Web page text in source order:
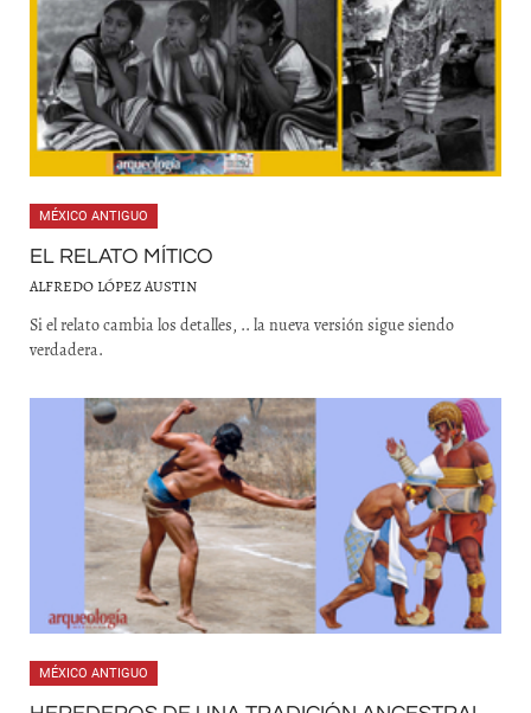
MÉXICO ANTIGUO
EL RELATO MÍTICO
ALFREDO LÓPEZ AUSTIN
Si el relato cambia los detalles, .. la nueva versión sigue siendo
verdadera.
MÉXICO ANTIGUO